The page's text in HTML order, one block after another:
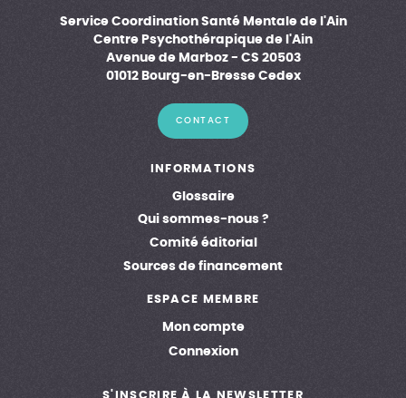
Service Coordination Santé Mentale de l'Ain
Centre Psychothérapique de l'Ain
Avenue de Marboz - CS 20503
01012 Bourg-en-Bresse Cedex
CONTACT
INFORMATIONS
Glossaire
Qui sommes-nous ?
Comité éditorial
Sources de financement
ESPACE MEMBRE
Mon compte
Connexion